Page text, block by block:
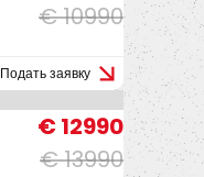
€ 10990
Подать заявку
€ 13990
€ 12990